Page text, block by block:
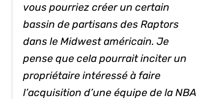
vous pourriez créer un certain
bassin de partisans des Raptors
dans le Midwest américain. Je
pense que cela pourrait inciter un
propriétaire intéressé à faire
l’acquisition d’une équipe de la NBA